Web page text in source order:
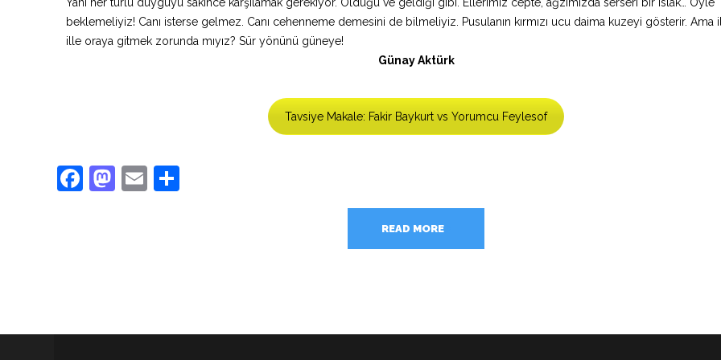
beklemeliyiz! Canı isterse gelmez. Canı cehenneme demesini de bilmeliyiz. Pusulanın kırmızı ucu daima kuzeyi gösterir. Ama
ille oraya gitmek zorunda mıyız? Sür yönünü güneye!
Günay Aktürk
Tavsiye Makale: Fakir Baykurt vs Yorumcu Feylesof
Facebook
Mastodon
Email
READ MORE